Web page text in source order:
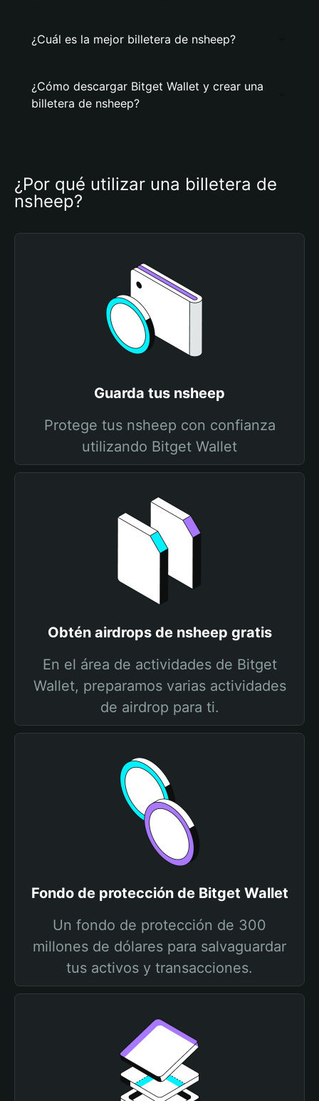
¿Cuál es la mejor billetera de nsheep?
¿Cómo descargar Bitget Wallet y crear una
billetera de nsheep?
¿Por qué utilizar una billetera de
nsheep?
Guarda tus nsheep
Protege tus nsheep con confianza
utilizando Bitget Wallet
Obtén airdrops de nsheep gratis
En el área de actividades de Bitget
Wallet, preparamos varias actividades
de airdrop para ti.
Fondo de protección de Bitget Wallet
Un fondo de protección de 300
millones de dólares para salvaguardar
tus activos y transacciones.